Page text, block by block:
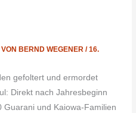
VONBERND WEGENER/16.
gefoltert und ermordet
Direkt nach Jahresbeginn
und Kaiowa-Familien